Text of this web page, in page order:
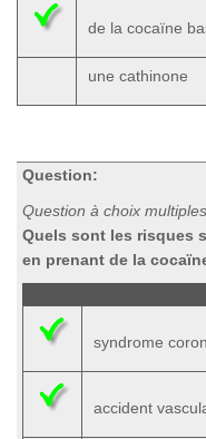
de la cocaïne
une cathinone
Question:
Question à choix multiples
Quels sont les risques
en prenant de la
syndrome
accident